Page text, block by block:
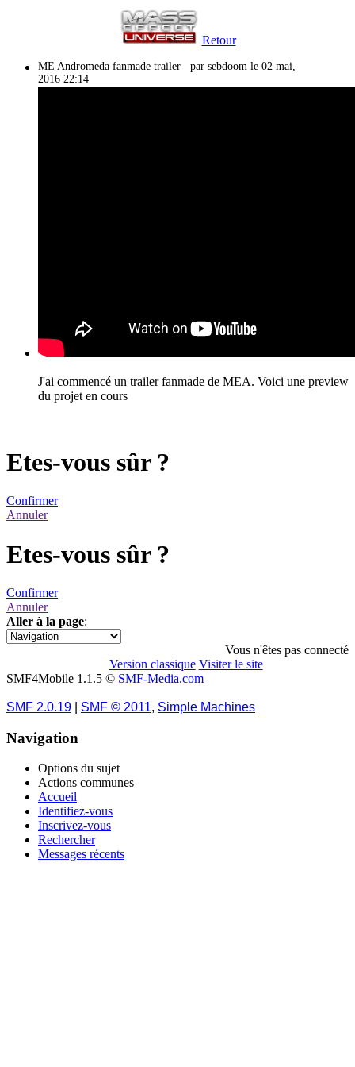
Retour
ME Andromeda fanmade trailer par sebdoom le 02 mai,
2016 22:14
J'ai commencé un trailer fanmade de MEA. Voici une preview
du projet en cours
Etes-vous sûr ?
Confirmer
Annuler
Etes-vous sûr ?
Confirmer
Annuler
Aller à la page:
1
Vous n'êtes pas connecté
Version classique Visiter le site
SMF4Mobile 1.1.5 © SMF-Media.com
SMF 2.0.19 SMF © 2011, Simple Machines
Navigation
Options du sujet
Actions communes
Accueil
Identifiez-vous
Inscrivez-vous
Rechercher
Messages récents